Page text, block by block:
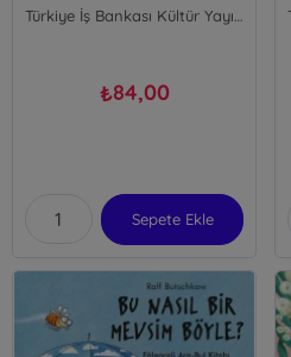
Türkiye İş Bankası Kültür Yayınları
₺84,00
Sepete Ekle